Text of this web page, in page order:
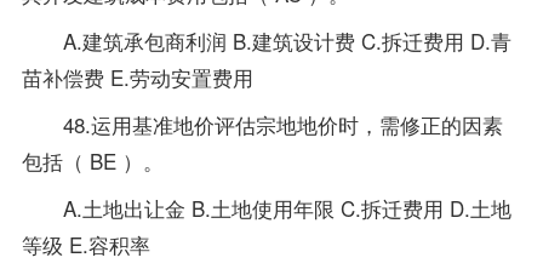
A.建筑承包商利润 B.建筑设计费 C.拆迁费用 D.青
苗补偿费 E.劳动安置费用
48.运用基准地价评估宗地地价时，需修正的因素
包括（ BE ）。
A.土地出让金 B.土地使用年限 C.拆迁费用 D.土地
等级 E.容积率